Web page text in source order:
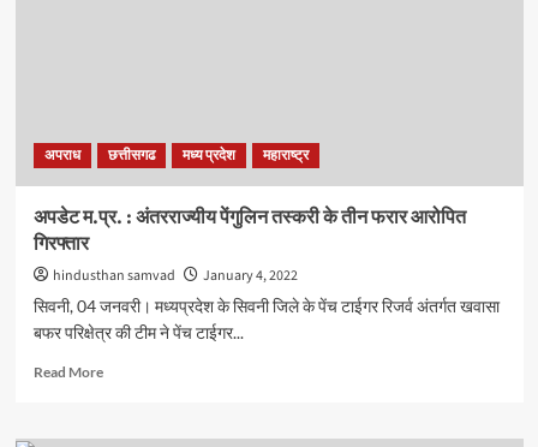
अपराध छत्तीसगढ मध्य प्रदेश महाराष्ट्र
अपडेट म.प्र. : अंतरराज्यीय पेंगुलिन तस्करी के तीन फरार आरोपित
गिरफ्तार
hindusthan samvad
January 4, 2022
सिवनी, 04 जनवरी। मध्यप्रदेश के सिवनी जिले के पेंच टाईगर रिजर्व अंतर्गत खवासा
बफर परिक्षेत्र की टीम ने पेंच टाईगर...
Read MoreRead
अपडेट